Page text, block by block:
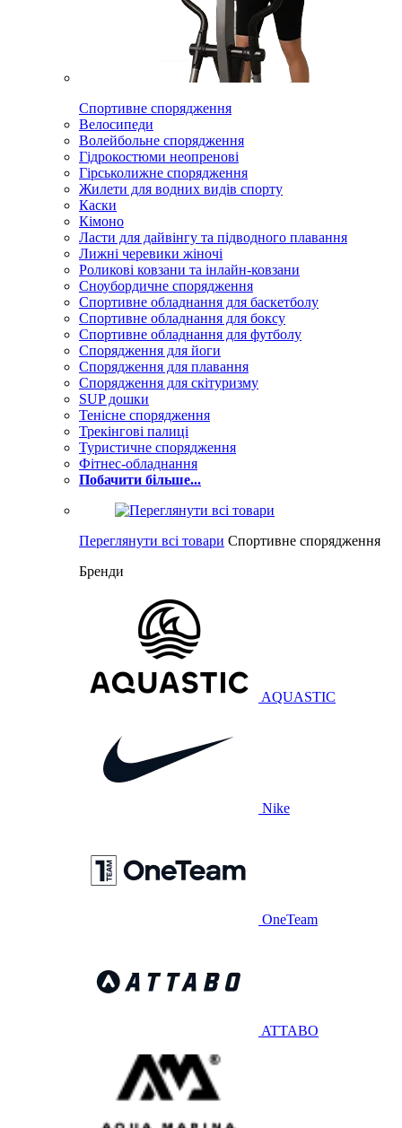
Спортивне спорядження
Велосипеди
Волейбольне спорядження
Гідрокостюми неопренові
Гірськолижне спорядження
Жилети для водних видів спорту
Каски
Кімоно
Ласти для дайвінгу та підводного плавання
Лижні черевики жіночі
Роликові ковзани та інлайн-ковзани
Сноубордичне спорядження
Спортивне обладнання для баскетболу
Спортивне обладнання для боксу
Спортивне обладнання для футболу
Спорядження для йоги
Спорядження для плавання
Спорядження для скітуризму
SUP дошки
Тенісне спорядження
Трекінгові палиці
Туристичне спорядження
Фітнес-обладнання
Побачити більше...
Переглянути всі товари Спортивне спорядження
Бренди
AQUASTIC
Nike
OneTeam
ATTABO